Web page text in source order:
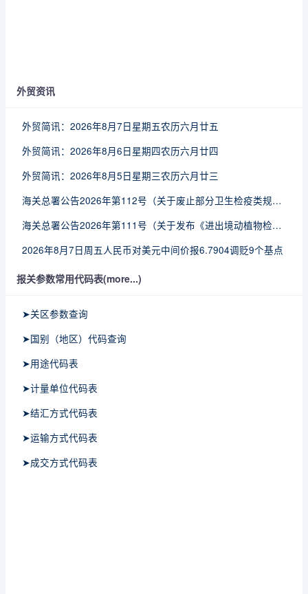
外贸资讯
外贸简讯：2026年8月7日星期五农历六月廿五
外贸简讯：2026年8月6日星期四农历六月廿四
外贸简讯：2026年8月5日星期三农历六月廿三
海关总署公告2026年第112号（关于废止部分卫生检疫类规范性文件的公告）
海关总署公告2026年第111号（关于发布《进出境动植物检疫处理监督管理工作规定》《进出境卫生处理监督管理工作规定》的公告）
2026年8月7日周五人民币对美元中间价报6.7904调贬9个基点
报关参数常用代码表(more...)
➤关区参数查询
➤国别（地区）代码查询
➤用途代码表
➤计量单位代码表
➤结汇方式代码表
➤运输方式代码表
➤成交方式代码表